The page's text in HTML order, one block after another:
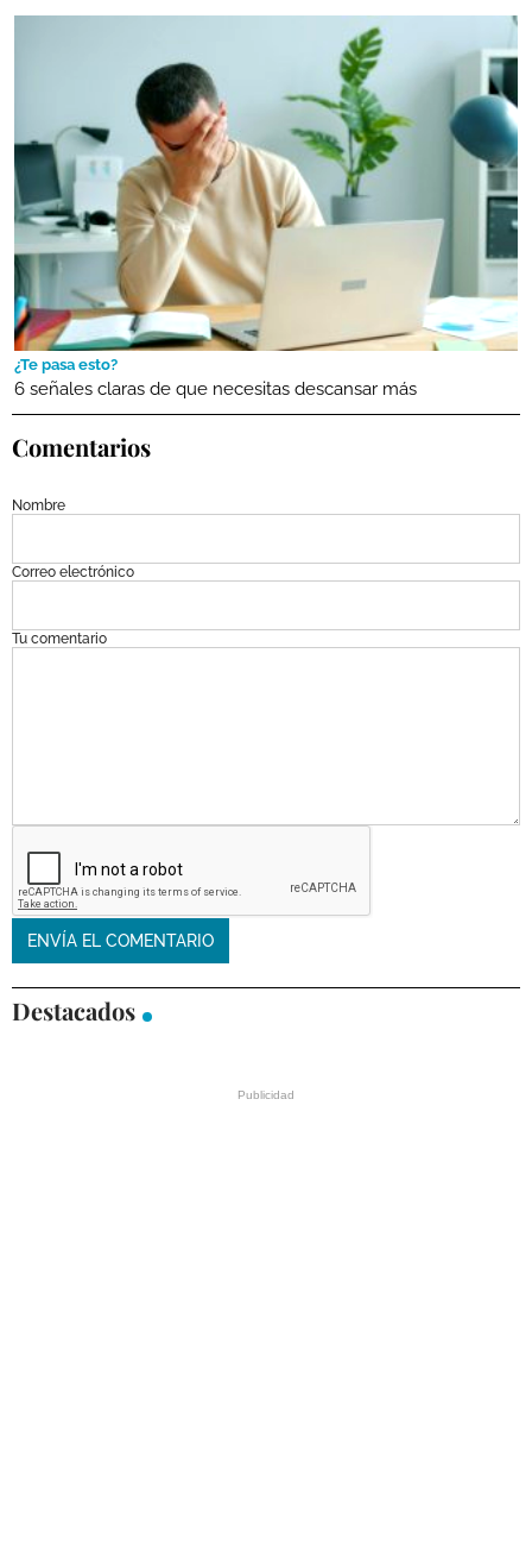
¿Te pasa esto?
6 señales claras de que necesitas descansar más
Comentarios
Nombre
Correo electrónico
Tu comentario
Destacados